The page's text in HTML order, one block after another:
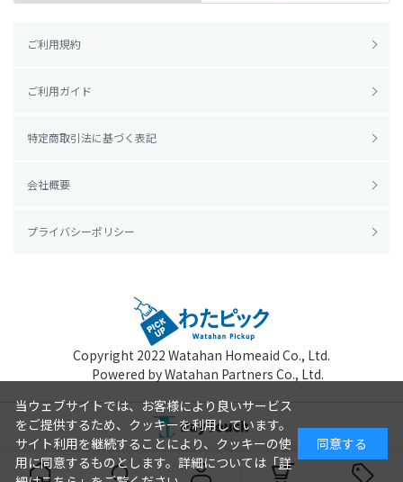
ご利用規約
ご利用ガイド
特定商取引法に基づく表記
会社概要
プライバシーポリシー
Copyright 2022 Watahan Homeaid Co., Ltd.
Powered by Watahan Partners Co., Ltd.
当ウェブサイトでは、お客様により良いサービス
をご提供するため、クッキーを利用しています。
サイト利用を継続することにより、クッキーの使
用に同意するものとします。詳細については「詳
同意する